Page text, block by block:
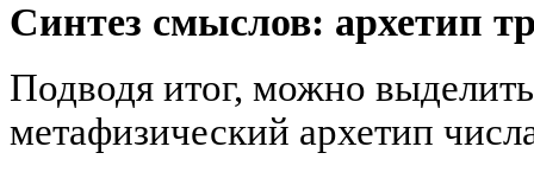
Синтез смыслов: архетип
Подводя итог, можно
метафизический архетип